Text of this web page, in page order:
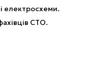
електросхеми.
СТО.